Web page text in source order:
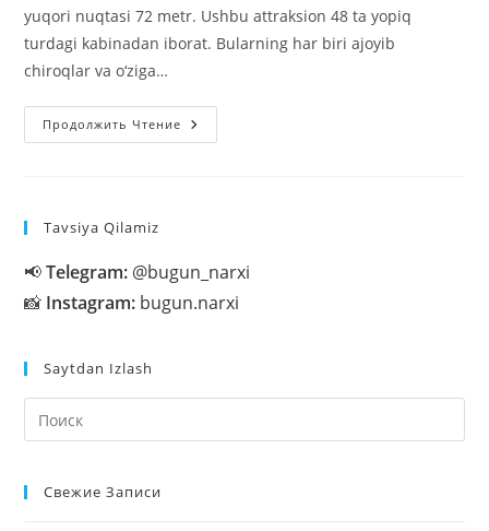
yuqori nuqtasi 72 metr. Ushbu attraksion 48 ta yopiq
turdagi kabinadan iborat. Bularning har biri ajoyib
chiroqlar va o‘ziga…
Продолжить Чтение O’zbekistondagi
Eng
Tavsiya Qilamiz
📢Telegram: @bugun_narxi
📸 Instagram: bugun.narxi
Saytdan Izlash
Свежие Записи